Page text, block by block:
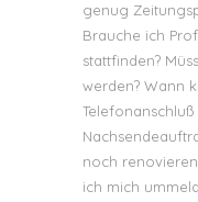
genug
Brauche ich
stattfinden?
werden? Wann
noch
ich mich